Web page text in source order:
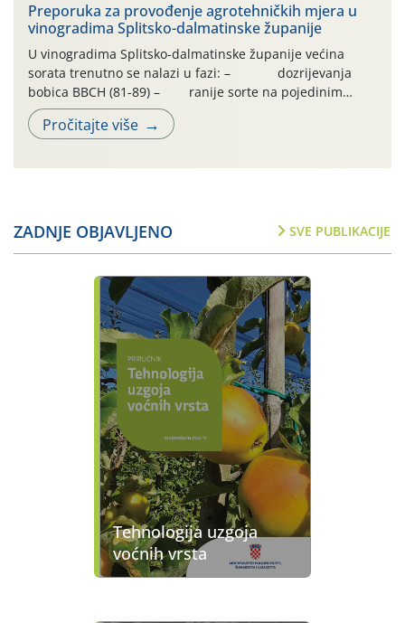
jedinki. U starijim nasadima, na žutim ljepljivim Rebell
pločama s […]
Preporuka za provođenje agrotehničkih mjera u
vinogradima Splitsko-dalmatinske županije
U vinogradima Splitsko-dalmatinske županije većina
sorata trenutno se nalazi u fazi: – dozrijevanja
bobica BBCH (81-89) – ranije sorte na pojedinim
lokalitetima već su dozrele te su spremne za berbu Zbog
visokih temperatura i dugotrajnog izostanka oborina
većine vinograda je dobro. Srednje dnevne temperature
Pročitajte više
SVE PUBLIKACIJE
ZADNJE OBJAVLJENO
Tehnologija uzgoja
voćnih vrsta